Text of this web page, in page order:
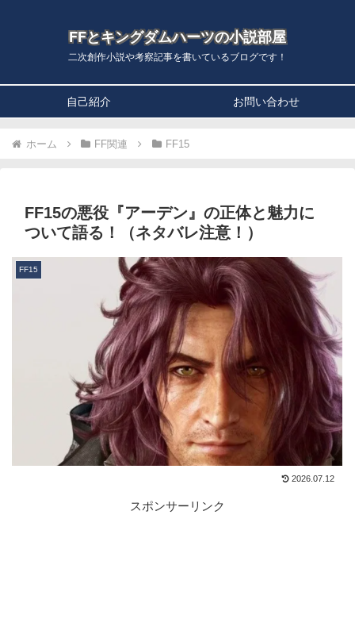
FFとキングダムハーツの小説部屋
二次創作小説や考察記事を書いているブログです！
自己紹介 お問い合わせ
ホーム FF関連 FF15
FF15の悪役『アーデン』の正体と魅力に
ついて語る！（ネタバレ注意！）
FF15
2026.07.12
スポンサーリンク